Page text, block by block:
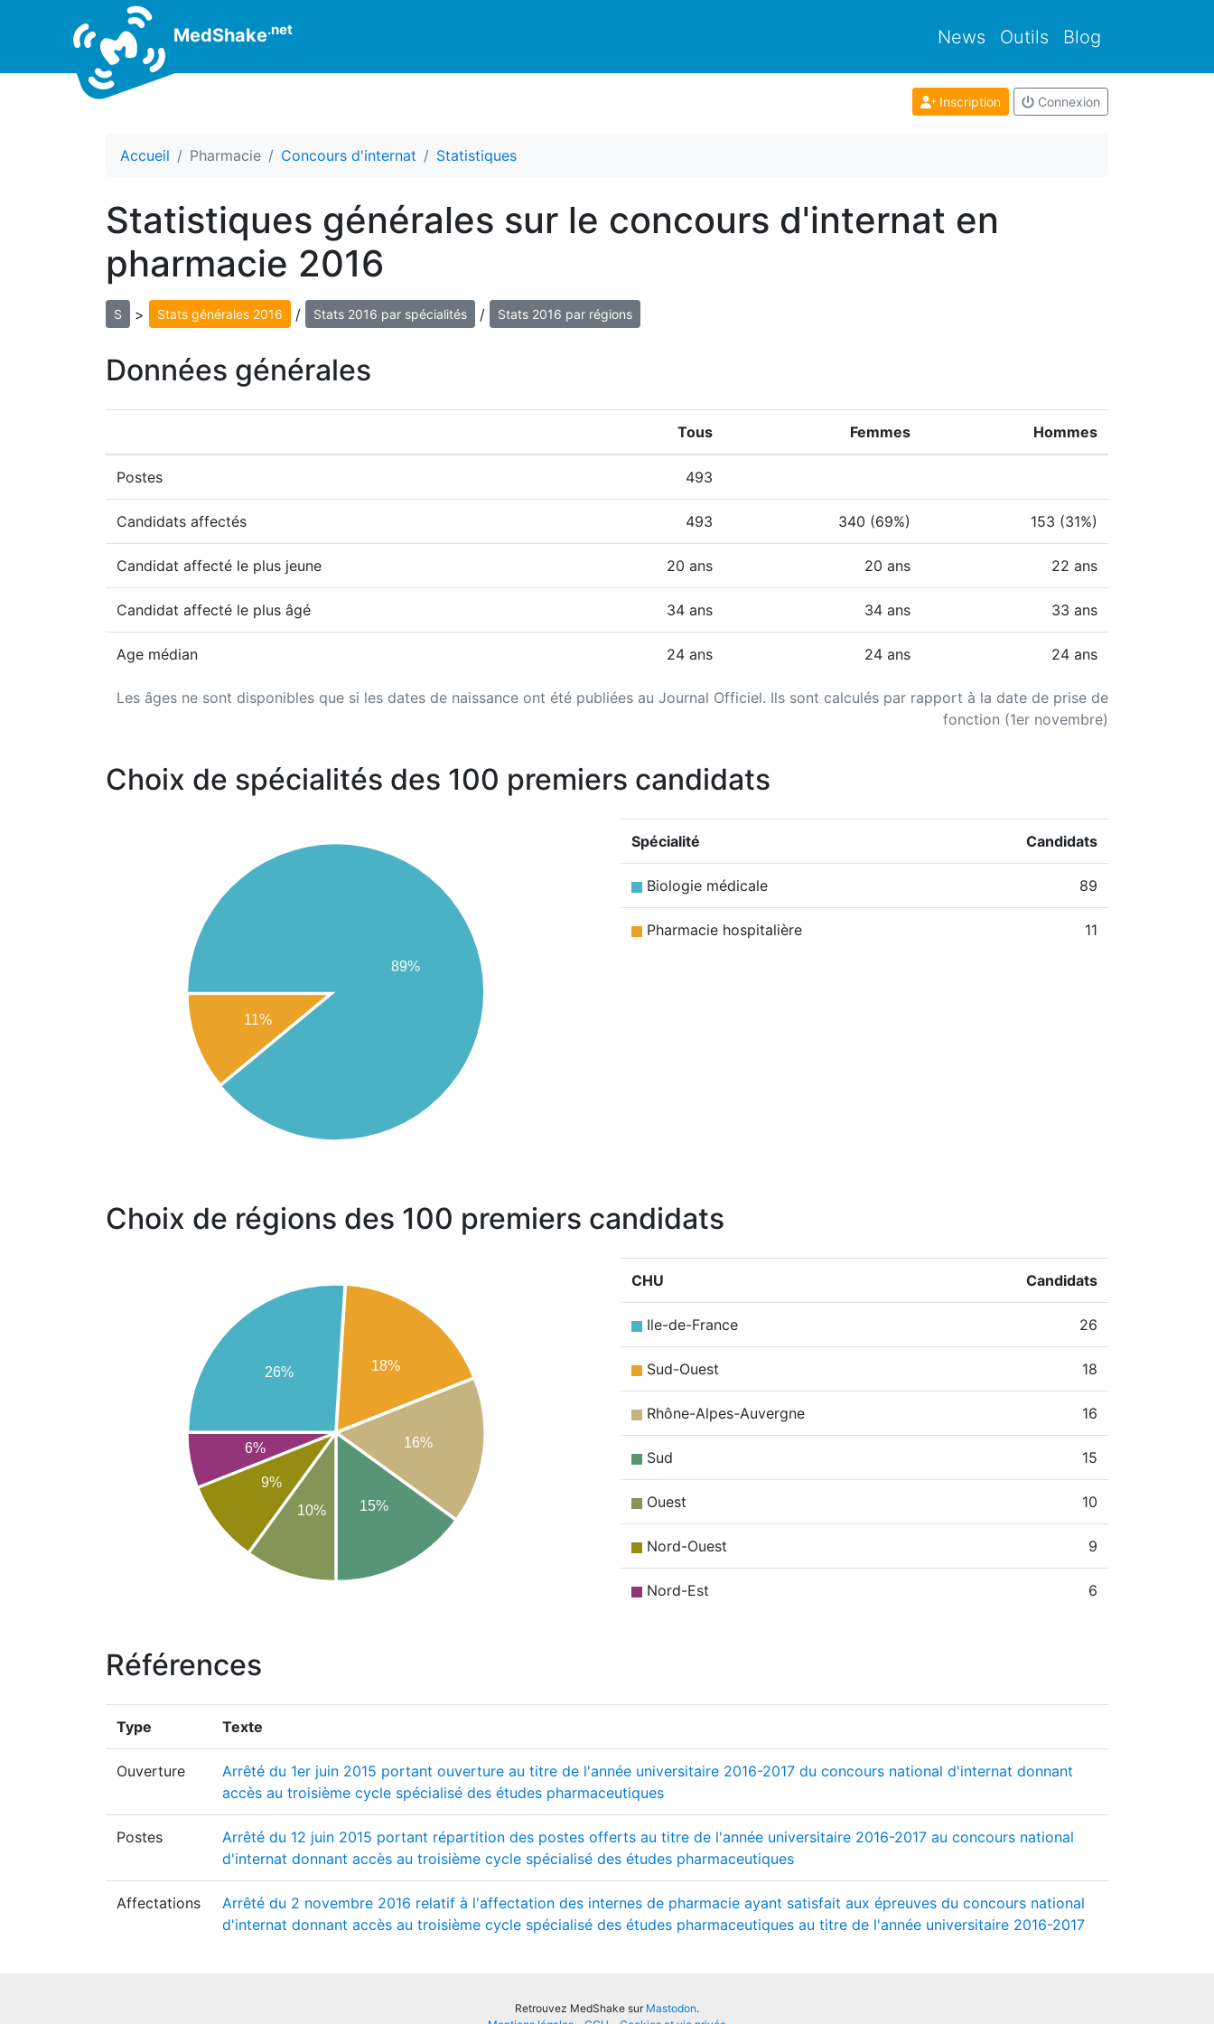
MedShake.net News Outils Blog
Inscription Connexion
Accueil Pharmacie Concours d'internat Statistiques
Statistiques générales sur le concours d'internat en
pharmacie 2016
S > Stats générales 2016 / Stats 2016 par spécialités / Stats 2016 par régions
Données générales
Les âges ne sont disponibles que si les dates de naissance ont été publiées au Journal Officiel. Ils sont calculés par rapport à la date de prise de
fonction (1er novembre)
Tous Femmes Hommes
Postes 493
Candidats affectés 493 340 (69%) 153 (31%)
Candidat affecté le plus jeune 20 ans 20 ans 22 ans
Candidat affecté le plus âgé 34 ans 34 ans 33 ans
Age médian 24 ans 24 ans 24 ans
Choix de spécialités des 100 premiers candidats
89%
11%
Spécialité Candidats
Biologie médicale 89
Pharmacie hospitalière 11
Choix de régions des 100 premiers candidats
26% 18%
16%
15%
10%
9%
6%
CHU Candidats
Ile-de-France 26
Sud-Ouest 18
Rhône-Alpes-Auvergne 16
Sud 15
Ouest 10
Nord-Ouest 9
Nord-Est 6
Références
Type Texte
Ouverture
Arrêté du 1er juin 2015 portant ouverture au titre de l'année universitaire 2016-2017 du concours national d'internat donnant
accès au troisième cycle spécialisé des études pharmaceutiques
Postes
Arrêté du 12 juin 2015 portant répartition des postes offerts au titre de l'année universitaire 2016-2017 au concours national
d'internat donnant accès au troisième cycle spécialisé des études pharmaceutiques
Affectations
Arrêté du 2 novembre 2016 relatif à l'affectation des internes de pharmacie ayant satisfait aux épreuves du concours national
d'internat donnant accès au troisième cycle spécialisé des études pharmaceutiques au titre de l'année universitaire 2016-2017
Retrouvez MedShake sur Mastodon.